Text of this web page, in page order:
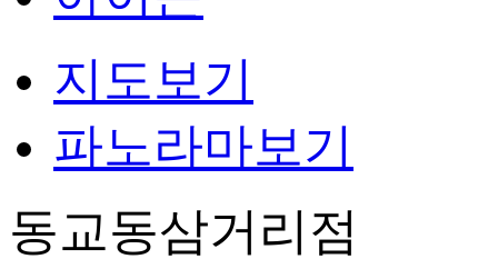
지도보기
파노라마보기
동교동삼거리점